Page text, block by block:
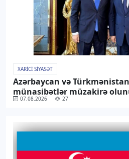
XARICI SIYASƏT
Azərbaycan və
münasibətlər müzakirə
07.08.2026 27